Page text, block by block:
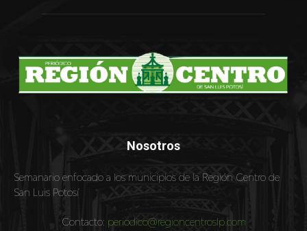
Nosotros
Semanario enfocado a los municipios de la Región Centro de
San Luis Potosí
Contacto: periodico@regioncentroslp.com